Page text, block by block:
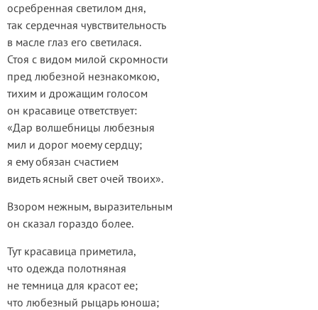
осребренная светилом дня,
так сердечная чувствительность
в масле глаз его светилася.
Стоя с видом милой скромности
пред любезной незнакомкою,
тихим и дрожащим голосом
он красавице ответствует:
«Дар волшебницы любезныя
мил и дорог моему сердцу;
я ему обязан счастием
видеть ясный свет очей твоих».
Взором нежным, выразительным
он сказал гораздо более.
Тут красавица приметила,
что одежда полотняная
не темница для красот ее;
что любезный рыцарь юноша;